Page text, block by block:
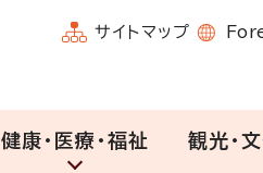
サイトマップ
健康・医療・福祉 観光・